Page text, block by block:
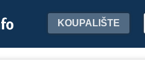
KOUPALIŠTE